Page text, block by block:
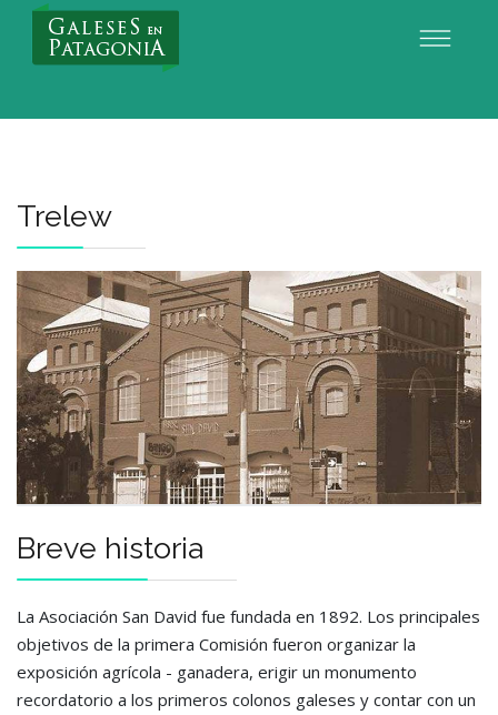
Nuevo Usuario
Trelew
Breve historia
La Asociación San David fue fundada en 1892. Los principales
objetivos de la primera Comisión fueron organizar la
exposición agrícola - ganadera, erigir un monumento
recordatorio a los primeros colonos galeses y contar con un